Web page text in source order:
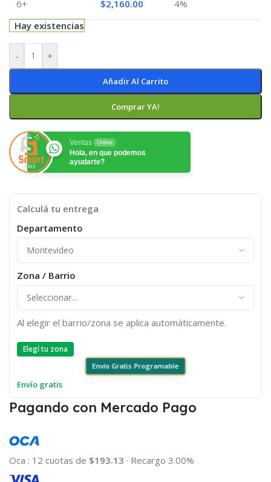
6+ $2,160.00
4%
Hay existencias
- +
Añadir Al Carrito
Comprar YA!
Ventas Online
Hola, en que podemos
ayudarte?
Calculá tu entrega
Departamento
Zona / Barrio
Al elegir el barrio/zona se aplica automáticamente.
Elegí tu zona
Envío Gratis Programable
Envío gratis
Pagando con Mercado Pago
Oca : 12 cuotas de $193.13 · Recargo 3.00%